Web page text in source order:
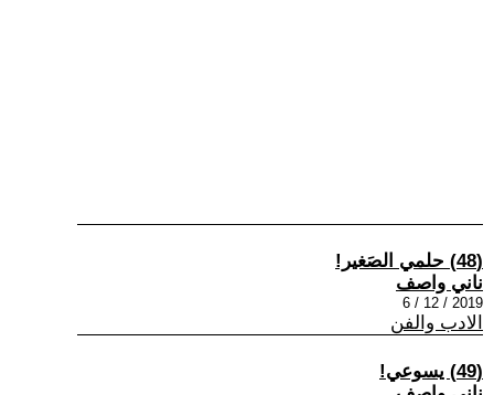
(48) حلمي الصَغير!
ناني واصف
2019 / 12 / 6
الادب والفن
(49) يسوعي!